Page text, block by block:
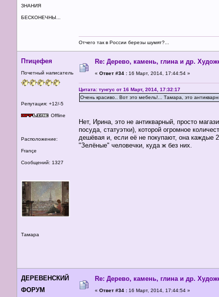
ЗНАНИЯ
БЕСКОНЕЧНЫ...
Отчего так в России березы шумят?...
Птицефея
Почетный написатель
Репутация: +12/-5
Offline
Расположение:
Françe
Сообщений: 1327
Тамара
Re: Дерево, камень, глина и др.
« Ответ #34 : 16 Март, 2014, 17:44:54 »
Цитата: тунгус от 16 Март, 2014, 17:32:17
Очень красиво.. Вот это мебель!... Тамара, это
Нет, Ирина, это не антикварный, просто
посуда, статуэтки), которой огромное
дешёвая и, если её не покупают, она каждые
"Зелёные" человечки, куда ж без них.
ДЕРЕВЕНСКИЙ
ФОРУМ
Re: Дерево, камень, глина и др.
« Ответ #34 : 16 Март, 2014, 17:44:54 »